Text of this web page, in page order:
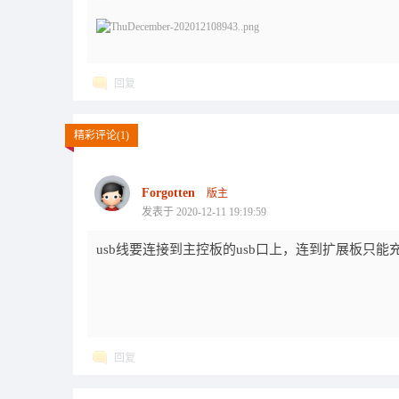
回复
精彩评论(1)
Forgotten
版主
发表于 2020-12-11 19:19:59
usb线要连接到主控板的usb口上，连到扩展板只能
回复